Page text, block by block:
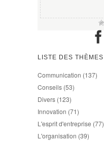
LISTE DES THÈMES
Communication (137)
Conseils (53)
Divers (123)
Innovation (71)
L'esprit d'entreprise (77)
L'organisation (39)